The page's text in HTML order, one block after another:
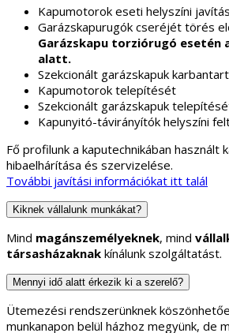
Kapumotorok eseti helyszíni
Garázskapurugók cseréjét törés
Garázskapu torziórugó esetén
alatt.
Szekcionált garázskapuk
Kapumotorok telepítését
Szekcionált garázskapuk
Kapunyitó-távirányítók helyszíni
Fő profilunk a kaputechnikában használt
hibaelhárítása és szervizelése.
További javítási információkat itt talál
Kiknek vállalunk munkákat?
Mind magánszemélyeknek, mind
társasházaknak kínálunk szolgáltatást.
Mennyi idő alatt érkezik ki a szerelő?
Ütemezési rendszerünknek
munkanapon belül házhoz megyünk, de